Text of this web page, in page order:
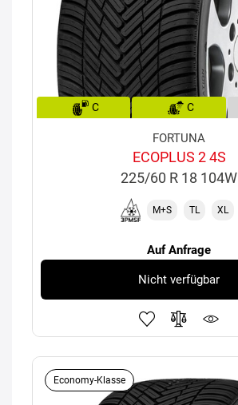
C C
FORTUNA
ECOPLUS 2 4S
225/60 R 18 104W
M+S TL XL
Auf Anfrage
Nicht verfügbar
Economy-Klasse